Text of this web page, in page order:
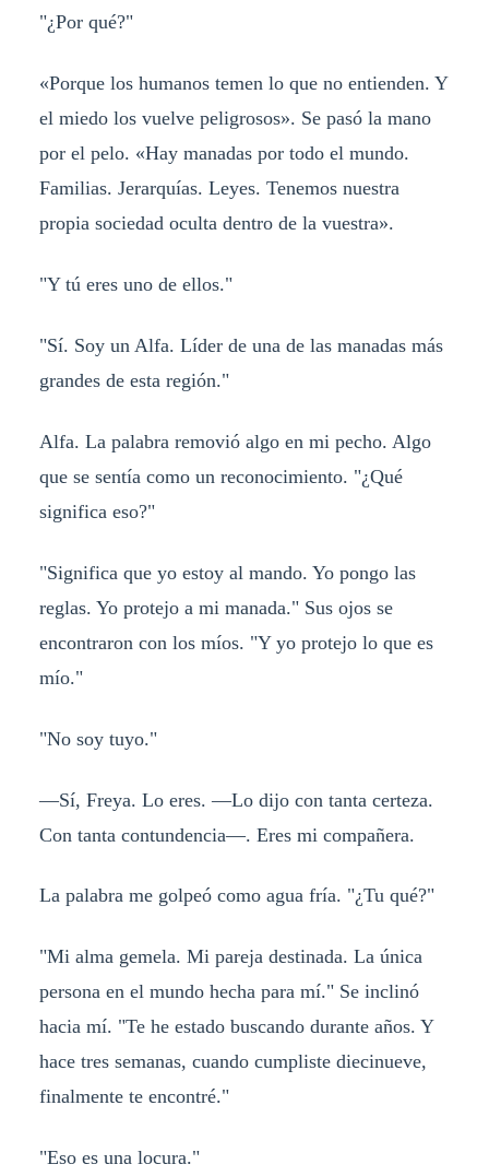
"¿Por qué?"
«Porque los humanos temen lo que no entienden. Y
el miedo los vuelve peligrosos». Se pasó la mano
por el pelo. «Hay manadas por todo el mundo.
Familias. Jerarquías. Leyes. Tenemos nuestra
propia sociedad oculta dentro de la vuestra».
"Y tú eres uno de ellos."
"Sí. Soy un Alfa. Líder de una de las manadas más
grandes de esta región."
Alfa. La palabra removió algo en mi pecho. Algo
que se sentía como un reconocimiento. "¿Qué
significa eso?"
"Significa que yo estoy al mando. Yo pongo las
reglas. Yo protejo a mi manada." Sus ojos se
encontraron con los míos. "Y yo protejo lo que es
mío."
"No soy tuyo."
—Sí, Freya. Lo eres. —Lo dijo con tanta certeza.
Con tanta contundencia—. Eres mi compañera.
La palabra me golpeó como agua fría. "¿Tu qué?"
"Mi alma gemela. Mi pareja destinada. La única
persona en el mundo hecha para mí." Se inclinó
hacia mí. "Te he estado buscando durante años. Y
hace tres semanas, cuando cumpliste diecinueve,
finalmente te encontré."
"Eso es una locura."